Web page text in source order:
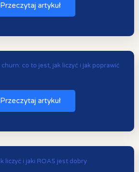
Przeczytaj artykuł
Przeczytaj artykuł